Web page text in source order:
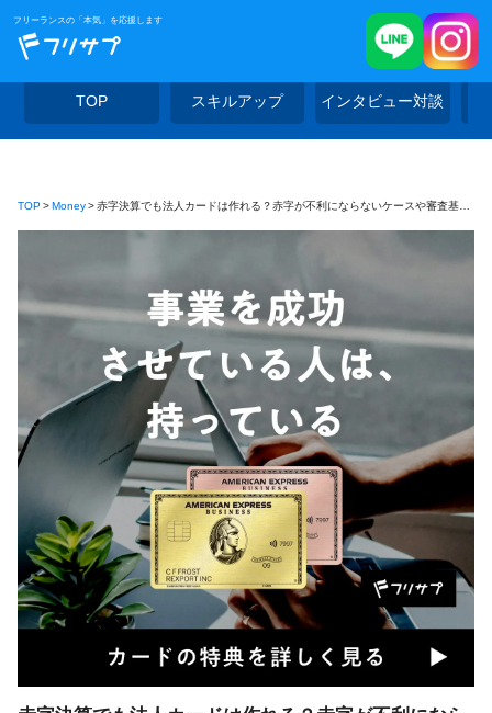
フリーランスの「本気」を応援します
TOP スキルアップ インタビュー対談
TOP Money 赤字決算でも法人カードは作れる？赤字が不利にならないケースや審査基準も解説